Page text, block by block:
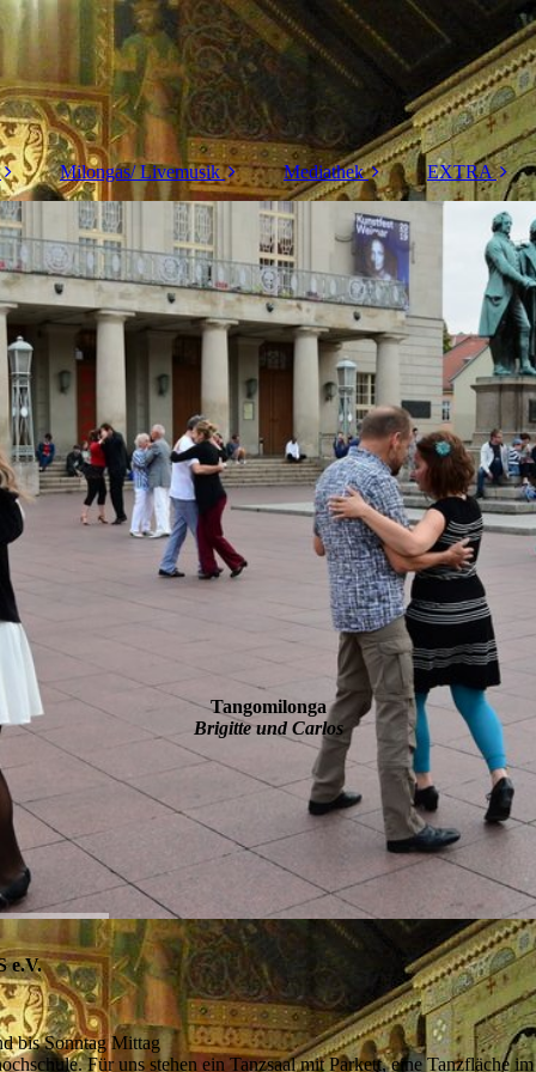
Milongas/ Livemusik
Milonga am Sonntag
Festivalito
Tango- Ball
Mediathek
Aktuelles
2021-2022
2016-2020
2010-1015
EXTRA
Wellness-
Tangomilonga
Brigitte und Carlos
e.V.
bis Sonntag Mittag
Für uns stehen ein Tanzsaal mit Parkett, eine Tanzfläche